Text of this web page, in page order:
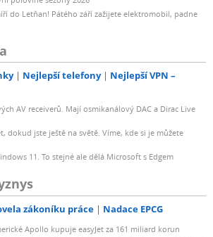
do Letňan! Pátého září zažijete elektromobil, padne
Nejlepší telefony
Nejlepší VPN –
AV receiverů. Mají osmikanálový DAC a Dirac Live
dokud jste ještě na světě. Víme, kde si je můžete
11. To stejné ale dělá Microsoft s Edgem
zákoníku práce Nadace EPCG
Apollo kupuje easyJet za 161 miliard korun